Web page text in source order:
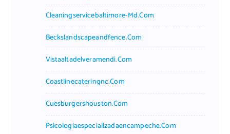
Cleaningservicebaltimore-Md.com
Beckslandscapeandfence.com
Vistaaltadelveramendi.com
Coastlinecateringnc.com
Cuesburgershouston.com
Psicologiaespecializadaencampeche.com